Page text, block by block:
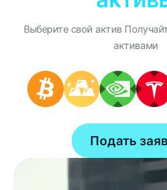
Выберите свой актив
активами
Подать